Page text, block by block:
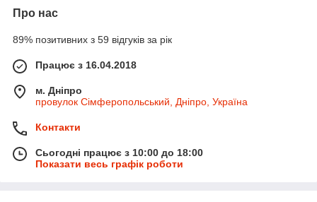
Про нас
89% позитивних з 59 відгуків за рік
Працює з 16.04.2018
м. Дніпро
провулок Сімферопольський, Дніпро, Україна
Контакти
Сьогодні працює з 10:00 до 18:00
Показати весь графік роботи